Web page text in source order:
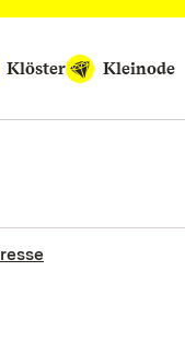
Klöster Kleinode